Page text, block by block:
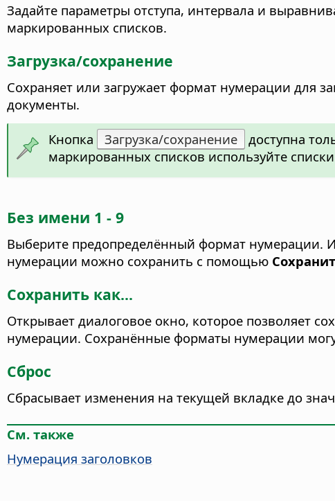
Задайте параметры отступа, интервала и
маркированных списков.
Загрузка/сохранение
Сохраняет или загружает формат нумерации для
документы.
Кнопка
Загрузка/сохранение
доступна
маркированных списков используйте
Без имени 1 - 9
Выберите предопределённый формат нумерации.
нумерации можно сохранить с помощью
Сохранить как...
Открывает диалоговое окно, которое позволяет
нумерации. Сохранённые форматы нумерации
Сброс
Сбрасывает изменения на текущей вкладке до
См. также
Нумерация заголовков